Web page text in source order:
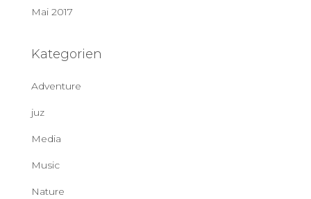
Mai 2017
Kategorien
Adventure
juz
Media
Music
Nature